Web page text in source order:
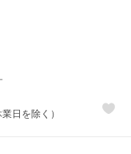
日を除く）